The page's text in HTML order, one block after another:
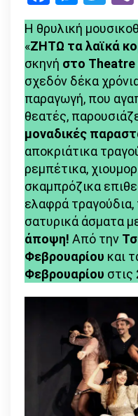
OF
THE
H θρυλική
«ΖΗΤΩ τα λαϊκά
σκηνή στο
σχεδόν δέκα
παραγωγή, που
θεατές,
μοναδικές
αποκριάτικα
ρεμπέτικα,
σκαμπρόζικα
ελαφρά τραγούδια,
σατυρικά άσματα
άποψη! Από την
Φεβρουαρίου και
Φεβρουαρίου στις